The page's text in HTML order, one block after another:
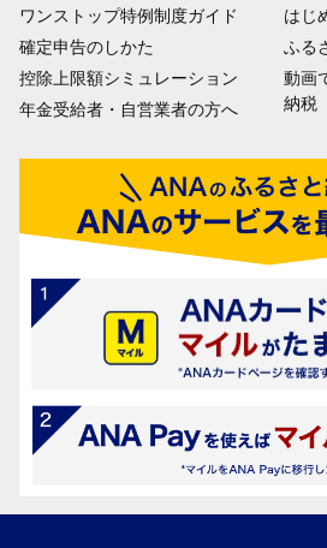
ワンストップ特例制度ガイド
確定申告のしかた
控除上限額シミュレーション
年金受給者・自営業者の方へ
はじ
ふる
動画
納税